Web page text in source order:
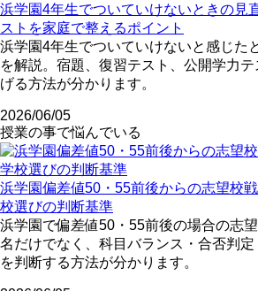
浜学園4年生でついていけないときの見
ストを家庭で整えるポイント
浜学園4年生でついていけないと感じた
を解説。宿題、復習テスト、公開学力
げる方法が分かります。
2026/06/05
授業の事で悩んでいる
浜学園偏差値50・55前後からの志望校
校選びの判断基準
浜学園で偏差値50・55前後の場合の志
名だけでなく、科目バランス・合否判
を判断する方法が分かります。